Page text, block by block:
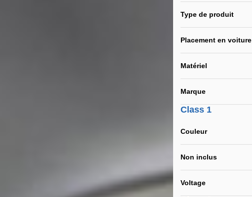
Type de produit
Placement en voiture
Matériel
Marque
Class 1
Couleur
Non inclus
Voltage